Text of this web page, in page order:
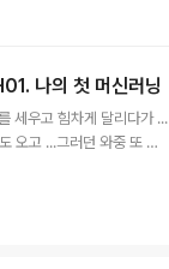
용할 수 있는 학습방법은
트와 테스트 세트가 잘못
지 못하는 현상을 무엇이라
트 세트를 만들 때 전체적
향 3. 사이킷런은 입력
나의 첫 머신러닝
세우고 힘차게 달리다가 ...
오고 ...그러던 와중 또 다
원을 받아주셔서 12기로